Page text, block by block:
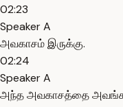
02:23
Speaker A
அவகாசம் இருக்கு.
02:24
Speaker A
அந்த அவகாசத்தை அவங்க